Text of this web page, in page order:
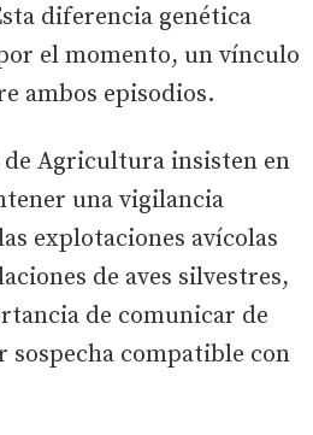
diferencia genética
el momento, un vínculo
ambos episodios.
Agricultura insisten en
una vigilancia
explotaciones avícolas
de aves silvestres,
de comunicar de
compatible con